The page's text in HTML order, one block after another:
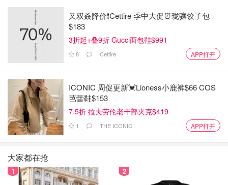
8。把芒果玫瑰花放到蛋糕上就成功啦～
又双叒降价❗️Cettire 季中大促⏰珑骧饺子包
$183
3折起+叠9折 Gucci面包鞋$991
8 Cettire APP打开
ICONIC 周促更新💓Lioness小鹿裤$66 COS
芭蕾鞋$153
7.5折 拉夫劳伦老干部夹克$419
1 THE ICONIC APP打开
大家都在抢
1 2